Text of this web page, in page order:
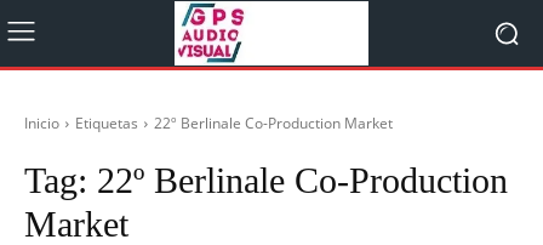
Inicio Etiquetas 22º Berlinale Co-Production Market
Tag: 22º Berlinale Co-Production
Market